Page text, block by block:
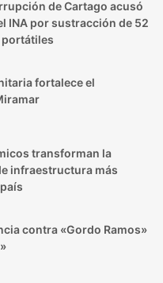
de Cartago acusó
INA por sustracción de 52
fortalece el
transforman la
infraestructura más
contra «Gordo Ramos»